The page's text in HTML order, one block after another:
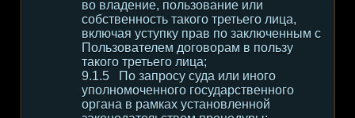
во владение, пользование или
собственность такого третьего лица,
включая уступку прав по заключенным с
Пользователем договорам в пользу
такого третьего лица;
По запросу суда или иного
уполномоченного государственного
органа в рамках установленной